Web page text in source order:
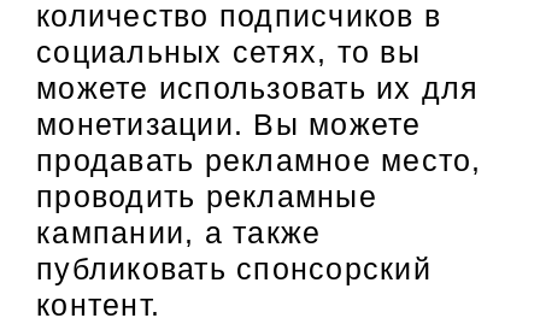
количество подписчиков в
социальных сетях, то вы
можете использовать их для
монетизации. Вы можете
продавать рекламное место,
проводить рекламные
кампании, а также
публиковать спонсорский
контент.